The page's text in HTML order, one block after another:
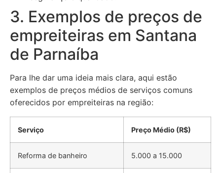
3. Exemplos de preços de
empreiteiras em Santana
de Parnaíba
Para lhe dar uma ideia mais clara, aqui estão
exemplos de preços médios de serviços comuns
oferecidos por empreiteiras na região:
Serviço Preço Médio (R$)
Reforma de banheiro 5.000 a 15.000